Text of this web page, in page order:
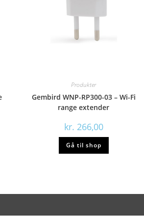
Produkter
Gembird WNP-RP300-03 – Wi-Fi
range extender
kr. 266,00
Gå til shop